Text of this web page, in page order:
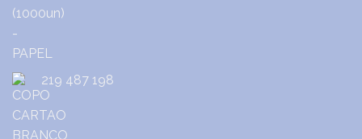
219 487 198